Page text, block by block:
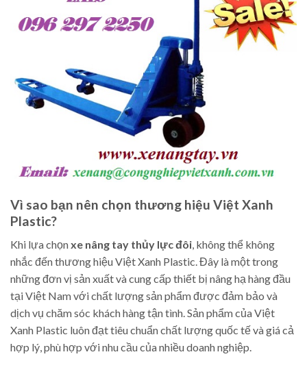
Vì sao bạn nên chọn thương hiệu Việt Xanh
Plastic?
Khi lựa chọnxe nâng tay thủy lực đôi, không thể không
nhắc đến thương hiệu Việt Xanh Plastic. Đây là một trong
những đơn vị sản xuất và cung cấp thiết bị nâng hạ hàng đầu
tại Việt Nam với chất lượng sản phẩm được đảm bảo và
dịch vụ chăm sóc khách hàng tận tình. Sản phẩm của Việt
Xanh Plastic luôn đạt tiêu chuẩn chất lượng quốc tế và giá cả
hợp lý, phù hợp với nhu cầu của nhiều doanh nghiệp.